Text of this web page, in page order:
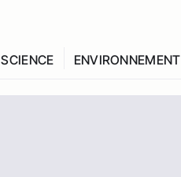
SCIENCE ENVIRONNEMENT